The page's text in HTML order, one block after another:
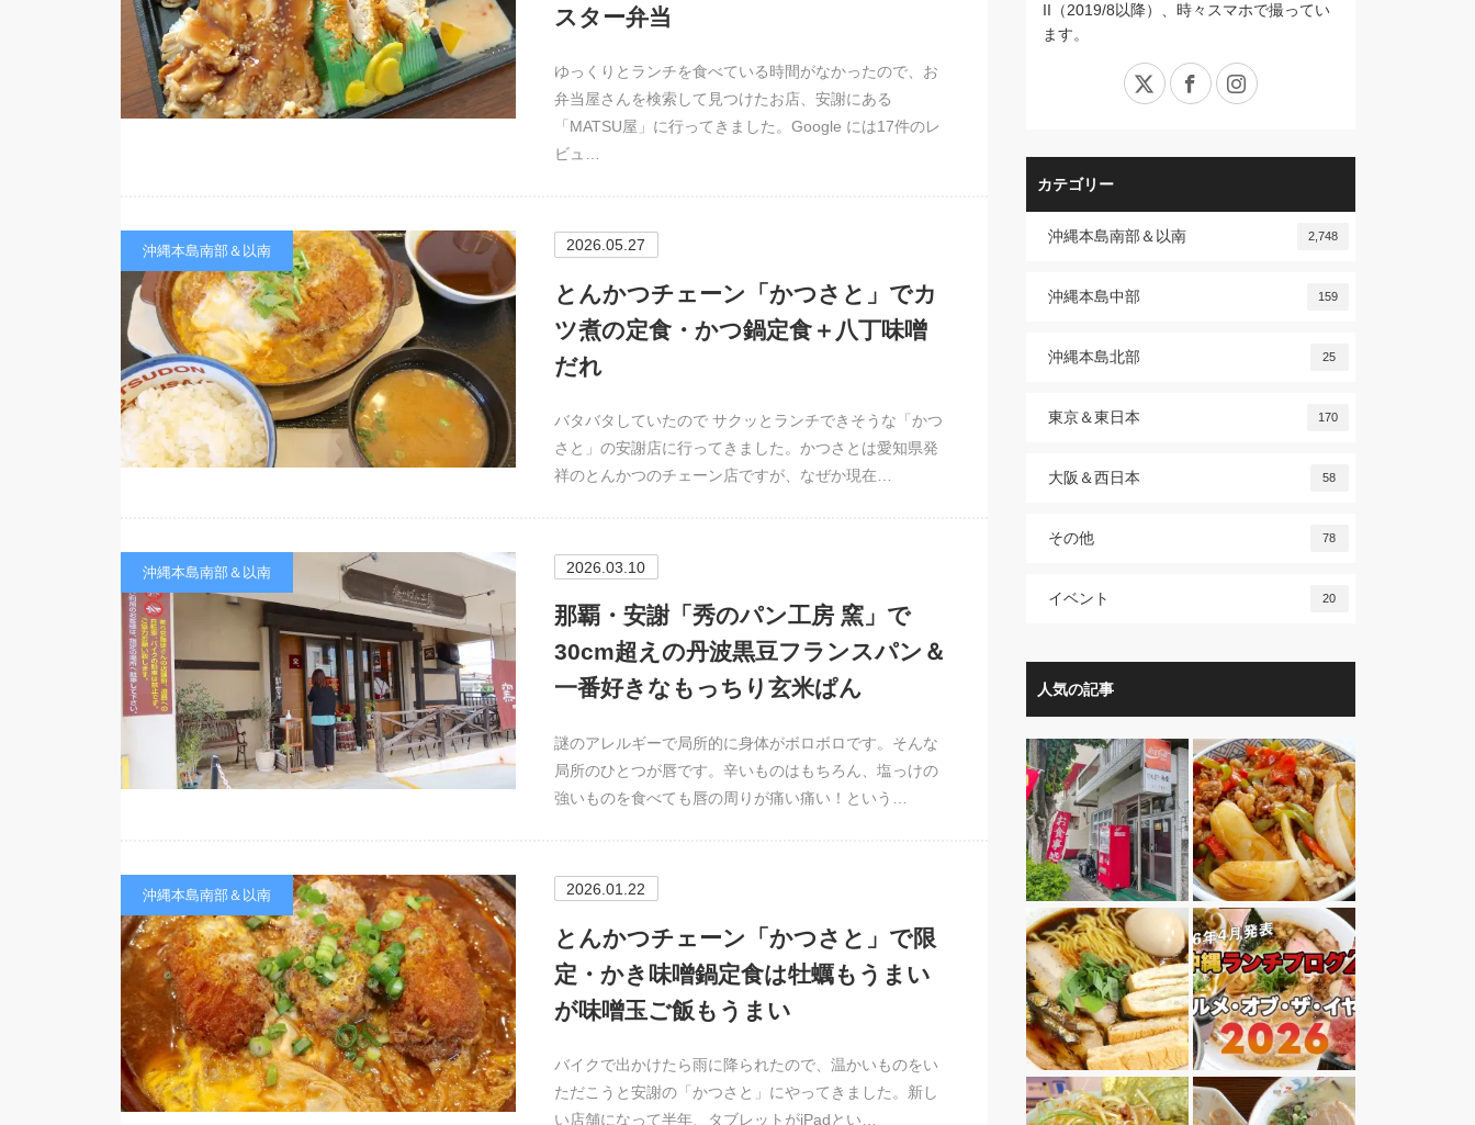
スター弁当
ゆっくりとランチを食べている時間がなかったので、お
弁当屋さんを検索して見つけたお店、安謝にある
「MATSU屋」に行ってきました。Google には17件のレ
ビュ…
沖縄本島南部＆以南 2026.05.27
とんかつチェーン「かつさと」でカ
ツ煮の定食・かつ鍋定食＋八丁味噌
だれ
バタバタしていたので サクッとランチできそうな「かつ
さと」の安謝店に行ってきました。かつさとは愛知県発
祥のとんかつのチェーン店ですが、なぜか現在…
沖縄本島南部＆以南 2026.03.10
那覇・安謝「秀のパン工房 窯」で
30cm超えの丹波黒豆フランスパン＆
一番好きなもっちり玄米ぱん
謎のアレルギーで局所的に身体がボロボロです。そんな
局所のひとつが唇です。辛いものはもちろん、塩っけの
強いものを食べても唇の周りが痛い痛い！という…
沖縄本島南部＆以南 2026.01.22
とんかつチェーン「かつさと」で限
定・かき味噌鍋定食は牡蠣もうまい
が味噌玉ご飯もうまい
バイクで出かけたら雨に降られたので、温かいものをい
ただこうと安謝の「かつさと」にやってきました。新し
い店舗になって半年、タブレットがiPadとい…
II（2019/8以降）、時々スマホで撮ってい
ます。
X FacebookInstagram
カテゴリー
沖縄本島南部＆以南 2,748
沖縄本島中部 159
沖縄本島北部 25
東京＆東日本 170
大阪＆西日本 58
その他 78
イベント 20
人気の記事